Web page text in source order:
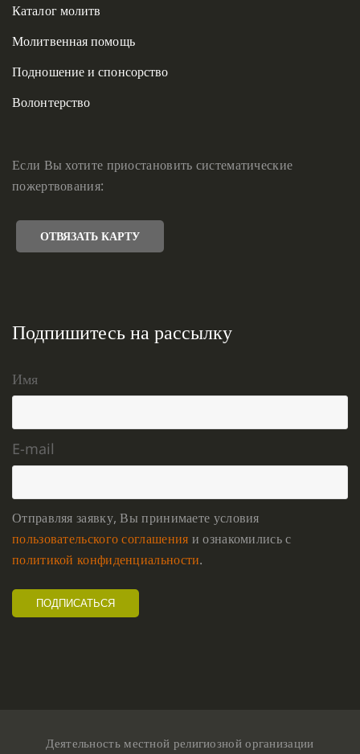
Каталог молитв
Молитвенная помощь
Подношение и спонсорство
Волонтерство
Если Вы хотите приостановить систематические
пожертвования:
ОТВЯЗАТЬ КАРТУ
Подпишитесь на рассылку
Имя
E-mail
Отправляя заявку, Вы принимаете условия
пользовательского соглашения и ознакомились с
политикой конфиденциальности.
Деятельность местной религиозной организации